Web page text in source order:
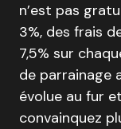
n’est pas
3%, des frais
7,5% sur
de parrainage
évolue au fur
convainquez